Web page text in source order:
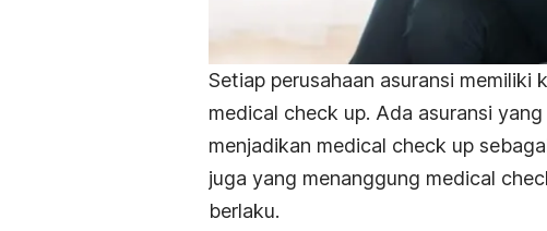
Setiap perusahaan asuransi memiliki
medical check up. Ada asuransi
menjadikan medical check up
juga yang menanggung medical
berlaku.